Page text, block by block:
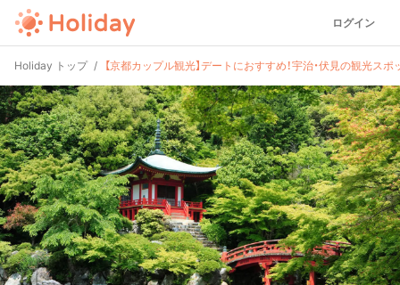
ログイン
Holiday トップ 【京都カップル観光】デートにおすすめ！宇治・伏見の観光スポ